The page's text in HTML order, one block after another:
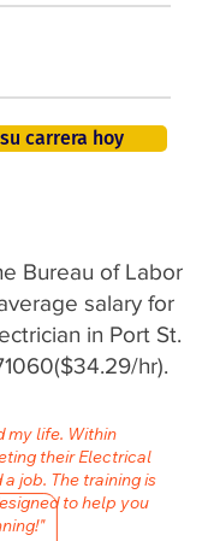
carrera hoy
Bureau of Labor
salary for
in Port St.
hr).
my life. Within
their Electrical
job. The training is
to help you